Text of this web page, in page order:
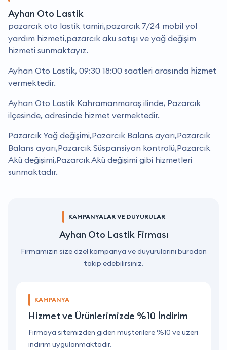
Ayhan Oto Lastik
pazarcık oto lastik tamiri,pazarcık 7/24 mobil yol
yardım hizmeti,pazarcık akü satışı ve yağ değişim
hizmeti sunmaktayız.
Ayhan Oto Lastik, 09:30 18:00 saatleri arasında hizmet
vermektedir.
Ayhan Oto Lastik Kahramanmaraş ilinde, Pazarcık
ilçesinde, adresinde hizmet vermektedir.
Pazarcık Yağ değişimi,Pazarcık Balans ayarı,Pazarcık
Balans ayarı,Pazarcık Süspansiyon kontrolü,Pazarcık
Akü değişimi,Pazarcık Akü değişimi gibi hizmetleri
sunmaktadır.
KAMPANYALAR VE DUYURULAR
Ayhan Oto Lastik Firması
Firmamızın size özel kampanya ve duyurularını buradan
takip edebilirsiniz.
KAMPANYA
Hizmet ve Ürünlerimizde %10 İndirim
Firmaya sitemizden giden müşterilere %10 ve üzeri
indirim uygulanmaktadır.